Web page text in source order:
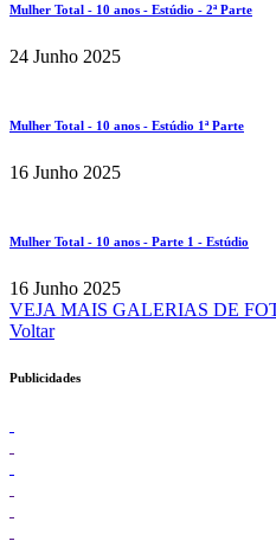
Mulher Total - 10 anos - Estúdio - 2ª Parte
24 Junho 2025
Mulher Total - 10 anos - Estúdio 1ª Parte
16 Junho 2025
Mulher Total - 10 anos - Parte 1 - Estúdio
16 Junho 2025
VEJA MAIS GALERIAS DE
Voltar
Publicidades